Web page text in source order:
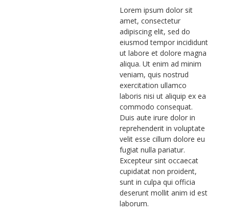
Lorem ipsum dolor sit
amet, consectetur
adipiscing elit, sed do
eiusmod tempor incididunt
ut labore et dolore magna
aliqua. Ut enim ad minim
veniam, quis nostrud
exercitation ullamco
laboris nisi ut aliquip ex ea
commodo consequat.
Duis aute irure dolor in
reprehenderit in voluptate
velit esse cillum dolore eu
fugiat nulla pariatur.
Excepteur sint occaecat
cupidatat non proident,
sunt in culpa qui officia
deserunt mollit anim id est
laborum.